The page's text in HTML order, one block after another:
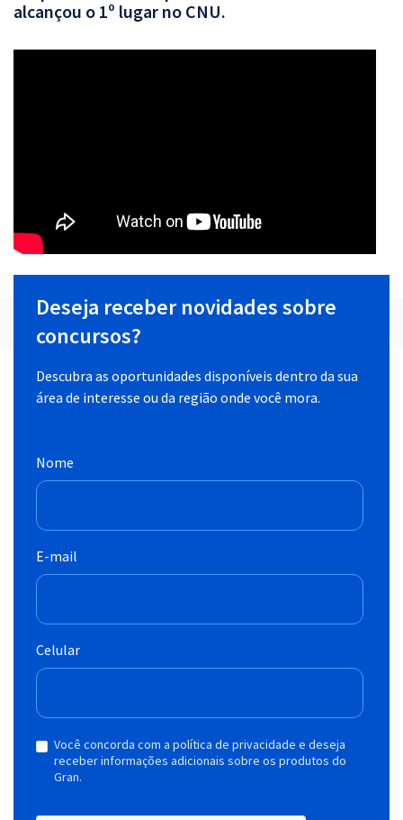
alcançou o 1º lugar no CNU.
Deseja receber novidades sobre
concursos?
Descubra as oportunidades disponíveis dentro da sua
área de interesse ou da região onde você mora.
Nome
E-mail
Celular
Você concorda com a política de privacidade e deseja
receber informações adicionais sobre os produtos do
Gran.